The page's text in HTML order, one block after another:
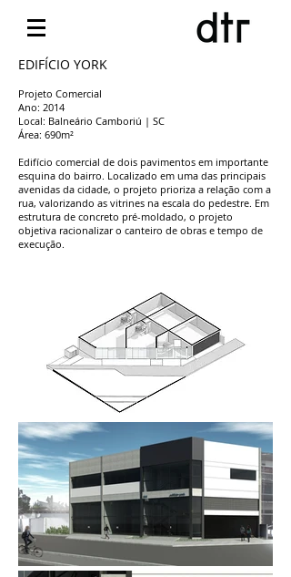
EDIFÍCIO YORK
Projeto Comercial
Ano: 2014
Local: Balneário Camboriú | SC
Área: 690m²
Edifício comercial de dois pavimentos em importante
esquina do bairro. Localizado em uma das principais
avenidas da cidade, o projeto prioriza a relação com a
rua, valorizando as vitrines na escala do pedestre. Em
estrutura de concreto pré-moldado, o projeto
objetiva racionalizar o canteiro de obras e tempo de
execução.